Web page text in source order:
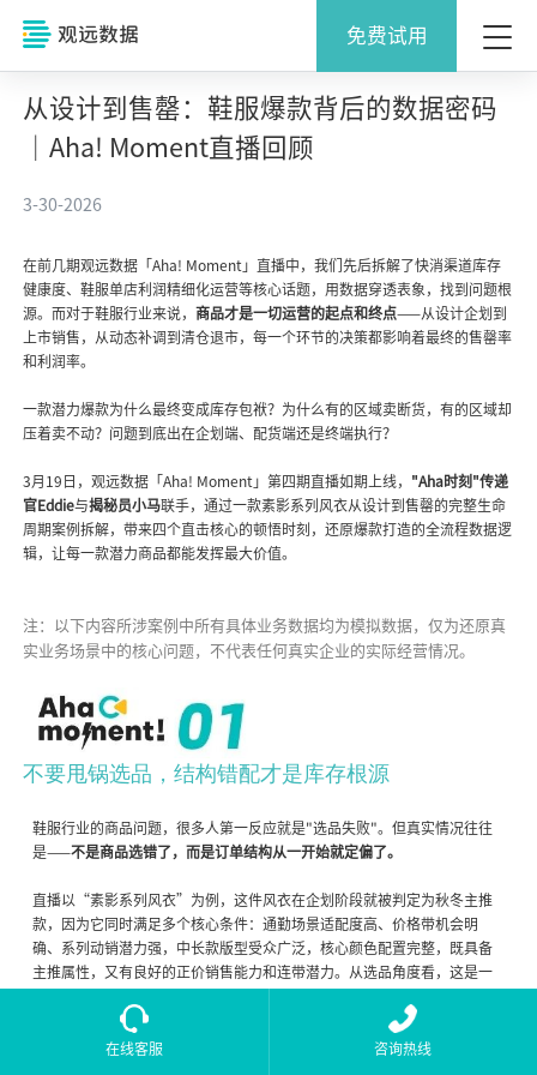
免费试用
从设计到售罄：鞋服爆款背后的数据密码
｜Aha! Moment直播回顾
3-30-2026
在前几期观远数据「Aha! Moment」直播中，我们先后拆解了快消渠道库存
健康度、鞋服单店利润精细化运营等核心话题，用数据穿透表象，找到问题根
源。而对于鞋服行业来说，商品才是一切运营的起点和终点——从设计企划到
上市销售，从动态补调到清仓退市，每一个环节的决策都影响着最终的售罄率
和利润率。
一款潜力爆款为什么最终变成库存包袱？为什么有的区域卖断货，有的区域却
压着卖不动？问题到底出在企划端、配货端还是终端执行？
3月19日，观远数据「Aha! Moment」第四期直播如期上线， "Aha时刻"传递
官Eddie与揭秘员小马联手，通过一款素影系列风衣从设计到售罄的完整生命
周期案例拆解，带来四个直击核心的顿悟时刻，还原爆款打造的全流程数据逻
辑，让每一款潜力商品都能发挥最大价值。
注：以下内容所涉案例中所有具体业务数据均为模拟数据，仅为还原真
实业务场景中的核心问题，不代表任何真实企业的实际经营情况。
不要甩锅选品，结构错配才是库存根源
鞋服行业的商品问题，很多人第一反应就是"选品失败"。但真实情况往往
是——不是商品选错了，而是订单结构从一开始就定偏了。
直播以“素影系列风衣”为例，这件风衣在企划阶段就被判定为秋冬主推
款，因为它同时满足多个核心条件：通勤场景适配度高、价格带机会明
确、系列动销潜力强，中长款版型受众广泛，核心颜色配置完整，既具备
主推属性，又有良好的正价销售能力和连带潜力。从选品角度看，这是一
在线客服 咨询热线